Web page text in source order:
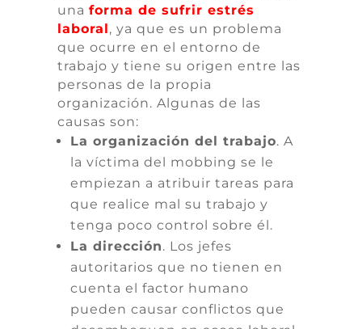
una forma de sufrir estrés
laboral, ya que es un problema
que ocurre en el entorno de
trabajo y tiene su origen entre las
personas de la propia
organización. Algunas de las
causas son:
La organización del trabajo. A
la víctima del mobbing se le
empiezan a atribuir tareas para
que realice mal su trabajo y
tenga poco control sobre él.
La dirección. Los jefes
autoritarios que no tienen en
cuenta el factor humano
pueden causar conflictos que